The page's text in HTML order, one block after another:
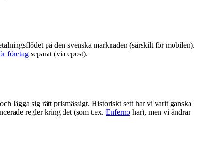
på den svenska marknaden (särskilt för mobilen).
företag separat (via epost).
lägga sig rätt prismässigt. Historiskt sett har vi varit ganska
regler kring det (som t.ex. Enferno har), men vi ändrar